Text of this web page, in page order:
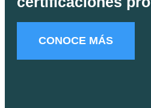
CONOCE MÁS